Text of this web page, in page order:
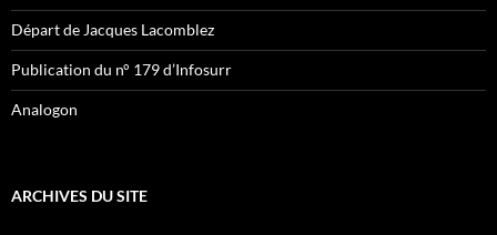
Départ de Jacques Lacomblez
Publication du n° 179 d’Infosurr
Analogon
ARCHIVES DU SITE